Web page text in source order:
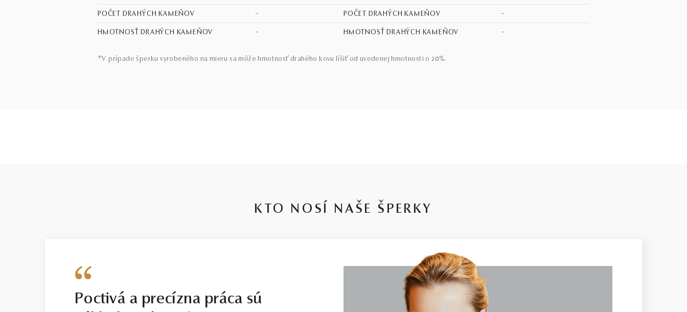
POČET DRAHÝCH KAMEŇOV –
HMOTNOSŤ DRAHÝCH KAMEŇOV –
POČET DRAHÝCH KAMEŇOV –
HMOTNOSŤ DRAHÝCH KAMEŇOV –
*V prípade šperku vyrobeného na mieru sa môže hmotnosť drahého kovu líšiť od uvedenej hmotnosti o 20%.
KTO NOSÍ NAŠE ŠPERKY
Poctivá a precízna práca sú